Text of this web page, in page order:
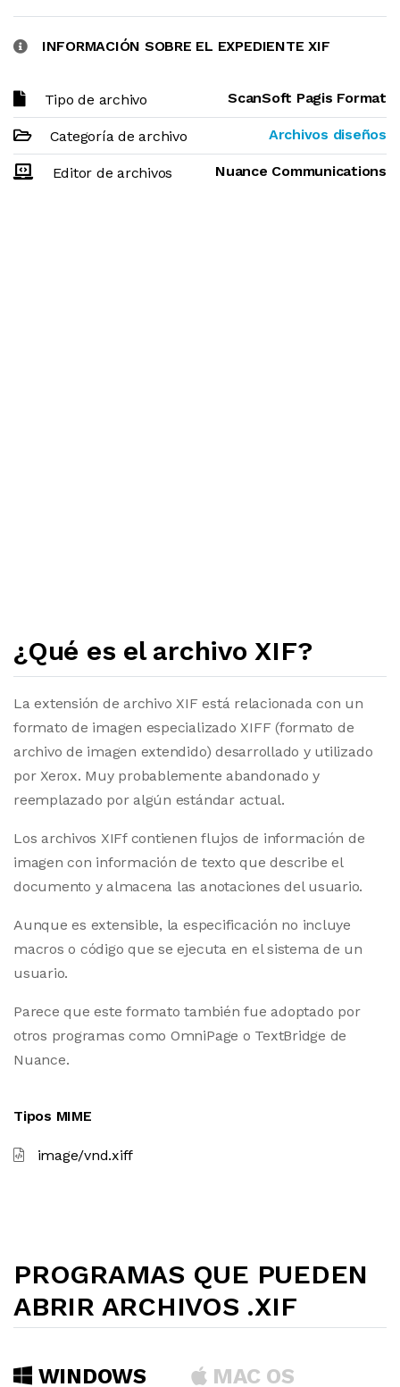
INFORMACIÓN SOBRE EL EXPEDIENTE XIF
Tipo de archivo ScanSoft Pagis Format
Categoría de archivo Archivos diseños
Editor de archivos Nuance Communications
¿Qué es el archivo XIF?
La extensión de archivo XIF está relacionada con un
formato de imagen especializado XIFF (formato de
archivo de imagen extendido) desarrollado y utilizado
por Xerox. Muy probablemente abandonado y
reemplazado por algún estándar actual.
Los archivos XIFf contienen flujos de información de
imagen con información de texto que describe el
documento y almacena las anotaciones del usuario.
Aunque es extensible, la especificación no incluye
macros o código que se ejecuta en el sistema de un
usuario.
Parece que este formato también fue adoptado por
otros programas como OmniPage o TextBridge de
Nuance.
Tipos MIME
image/vnd.xiff
PROGRAMAS QUE PUEDEN
ABRIR ARCHIVOS .XIF
WINDOWS MAC OS